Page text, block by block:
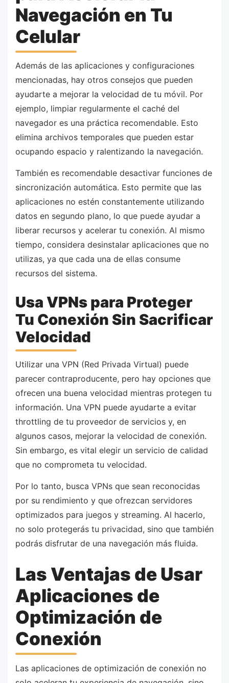
Navegación en Tu
Celular
Además de las aplicaciones y configuraciones
mencionadas, hay otros consejos que pueden
ayudarte a mejorar la velocidad de tu móvil. Por
ejemplo, limpiar regularmente el caché del
navegador es una práctica recomendable. Esto
elimina archivos temporales que pueden estar
ocupando espacio y ralentizando la navegación.
También es recomendable desactivar funciones de
sincronización automática. Esto permite que las
aplicaciones no estén constantemente utilizando
datos en segundo plano, lo que puede ayudar a
liberar recursos y acelerar tu conexión. Al mismo
tiempo, considera desinstalar aplicaciones que no
utilizas, ya que cada una de ellas consume
recursos del sistema.
Usa VPNs para Proteger
Tu Conexión Sin Sacrificar
Velocidad
Utilizar una VPN (Red Privada Virtual) puede
parecer contraproducente, pero hay opciones que
ofrecen una buena velocidad mientras protegen tu
información. Una VPN puede ayudarte a evitar
throttling de tu proveedor de servicios y, en
algunos casos, mejorar la velocidad de conexión.
Sin embargo, es vital elegir un servicio de calidad
que no comprometa tu velocidad.
Por lo tanto, busca VPNs que sean reconocidas
por su rendimiento y que ofrezcan servidores
optimizados para juegos y streaming. Al hacerlo,
no solo protegerás tu privacidad, sino que también
podrás disfrutar de una navegación más fluida.
Las Ventajas de Usar
Aplicaciones de
Optimización de
Conexión
Las aplicaciones de optimización de conexión no